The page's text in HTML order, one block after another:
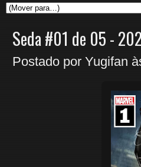
Seda #01 de 05 -
Postado por Yugifan